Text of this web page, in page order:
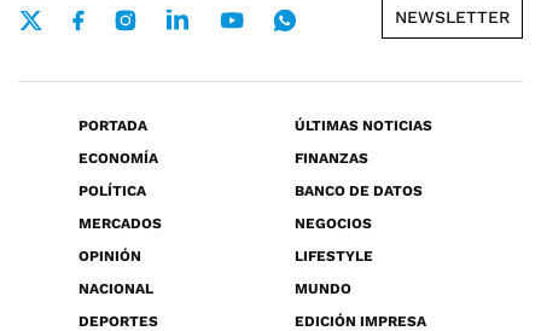
NEWSLETTER
PORTADA
ÚLTIMAS NOTICIAS
ECONOMÍA
FINANZAS
POLÍTICA
BANCO DE DATOS
MERCADOS
NEGOCIOS
OPINIÓN
LIFESTYLE
NACIONAL
MUNDO
DEPORTES
EDICIÓN IMPRESA